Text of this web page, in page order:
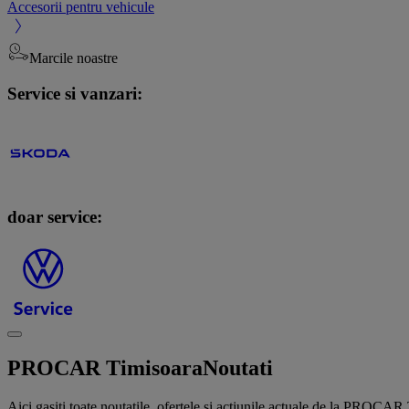
Accesorii pentru vehicule
Marcile noastre
Service si vanzari:
doar service:
PROCAR TimisoaraNoutati